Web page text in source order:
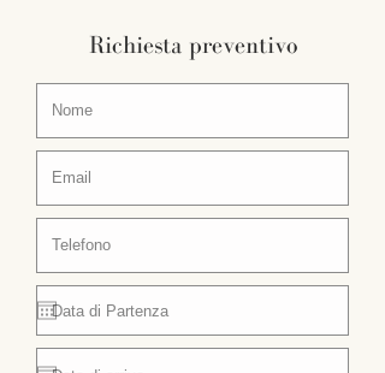
Richiesta preventivo